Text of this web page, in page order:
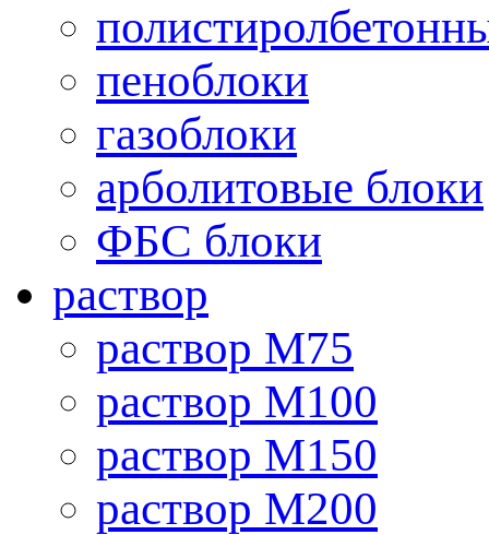
пеноблоки
газоблоки
арболитовые блоки
ФБС блоки
раствор
раствор М75
раствор М100
раствор М150
раствор М200